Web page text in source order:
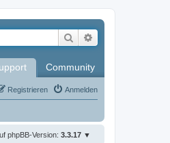
Suche
Community
Anmelden
Registrieren
phpBB-Version: 3.3.17